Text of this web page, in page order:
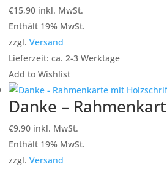
€15,90 inkl. MwSt.
Enthält 19% MwSt.
zzgl. Versand
Lieferzeit: ca. 2-3 Werktage
Add to Wishlist
Danke –
€9,90 inkl. MwSt.
Enthält 19% MwSt.
zzgl. Versand